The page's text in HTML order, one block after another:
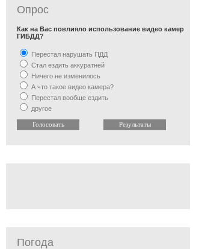
Опрос
Как на Вас повлияло использование видео камер
ГИБДД?
Перестал нарушать ПДД
Стал ездить аккуратней
Ничего не изменилось
А что такое видео камера?
Перестал вообще ездить
другое
Погода